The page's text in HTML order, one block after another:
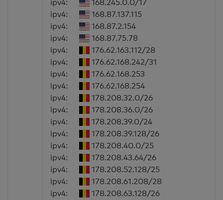
ipv4:
168.245.0.0/17
ipv4:
168.87.137.115
ipv4:
168.87.2.154
ipv4:
168.87.75.78
ipv4:
176.62.163.112/28
ipv4:
176.62.168.242/31
ipv4:
176.62.168.253
ipv4:
176.62.168.254
ipv4:
178.208.32.0/26
ipv4:
178.208.36.0/26
ipv4:
178.208.39.0/24
ipv4:
178.208.39.128/26
ipv4:
178.208.40.0/25
ipv4:
178.208.43.64/26
ipv4:
178.208.52.128/25
ipv4:
178.208.61.208/28
ipv4:
178.208.63.128/26